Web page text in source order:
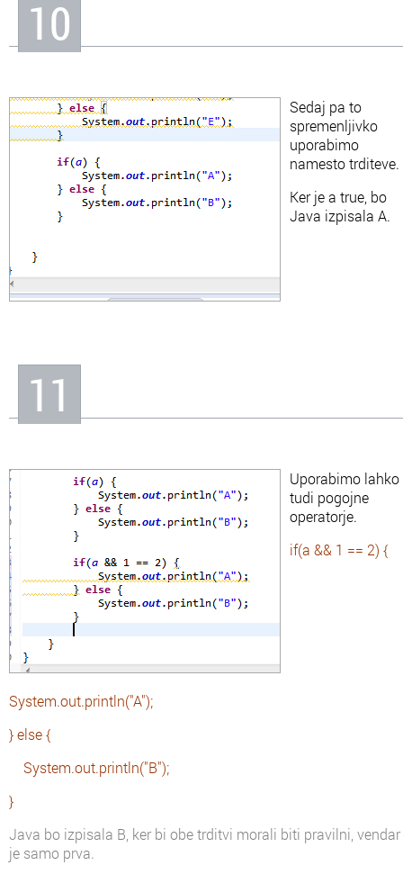
10
Sedaj pa to
spremenljivko
uporabimo
namesto trditeve.
Ker je a true, bo
Java izpisala A.
11
Uporabimo lahko
tudi pogojne
operatorje.
if(a && 1 == 2) {
System.out.println("A");
} else {
System.out.println("B");
}
Java bo izpisala B, ker bi obe trditvi morali biti pravilni, vendar
je samo prva.